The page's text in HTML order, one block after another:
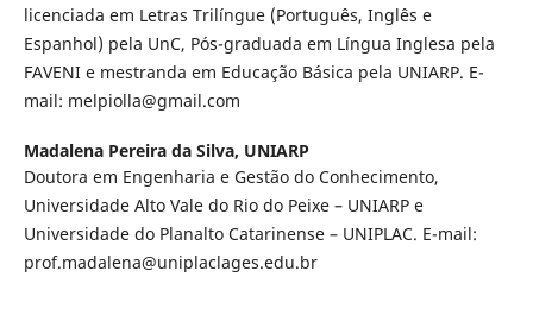
licenciada em Letras Trilíngue (Português, Inglês e
Espanhol) pela UnC, Pós-graduada em Língua Inglesa pela
FAVENI e mestranda em Educação Básica pela UNIARP. E-
mail: melpiolla@gmail.com
Madalena Pereira da Silva, UNIARP
Doutora em Engenharia e Gestão do Conhecimento,
Universidade Alto Vale do Rio do Peixe – UNIARP e
Universidade do Planalto Catarinense – UNIPLAC. E-mail:
prof.madalena@uniplaclages.edu.br